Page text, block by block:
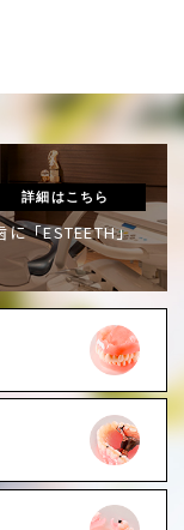
「ESTEETH」
詳細はこちら